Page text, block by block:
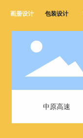
画册设计 包装设计
中原高速